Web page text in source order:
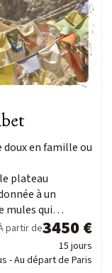
Monde
& Nature
en famille ou
plateau
à un
mules qui…
partir de3450 €
15 jours
- Au départ de Paris